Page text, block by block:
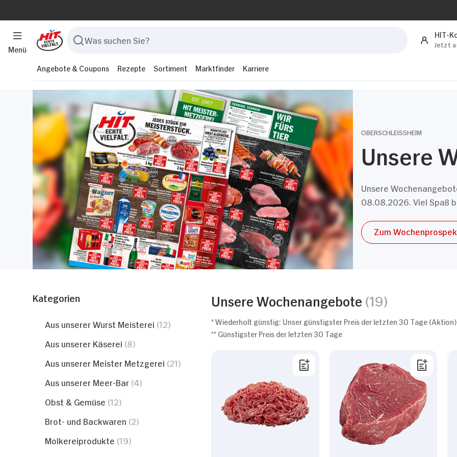
Menü
HIT-
Jetzt
Angebote & Coupons Rezepte Sortiment Marktfinder Karriere
OBERSCHLEISSHEIM
Unsere
Unsere
08.08.2026. Viel Spaß
Zum
Kategorien
Aus unserer Wurst Meisterei (12)
Aus unserer Käserei (8)
Aus unserer Meister Metzgerei (21)
Aus unserer Meer-Bar (4)
Obst & Gemüse (12)
Brot- und Backwaren (2)
Molkereiprodukte (19)
Unsere Wochenangebote (19)
* Wiederholt günstig: Unser günstigster Preis der letzten 30 Tage (Aktion)
** Günstigster Preis der letzten 30 Tage